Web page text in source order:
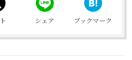
シェア ブックマーク